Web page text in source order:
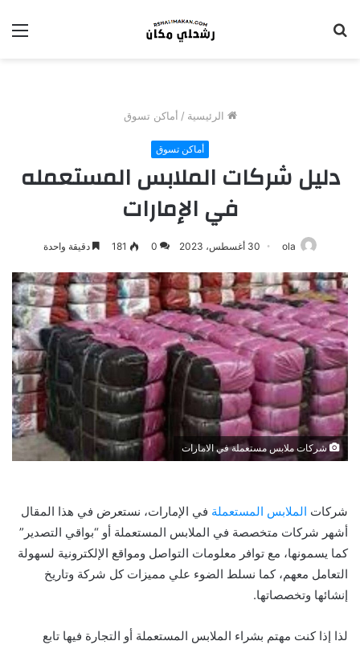
الرئيسية / أماكن تسوق
أماكن تسوق
دليل شركات الملابس المستعمله
في الإمارات
ola 30 أغسطس، 2023 0
181 دقيقة واحدة
شركات ملابس مستعملة في الامارات
شركات الملابس المستعملة في الإمارات، نستعرض في هذا المقال
أشهر شركات متخصصة في الملابس المستعملة أو “بواقي التصدير”
كما يسمونها، مع توافر معلومات التواصل ومواقع الإلكترونية لسهولة
التعامل معهم، كما نسلط الضوء علي مميزات كل شركة وتاريخ
إنشائها وتخصصاتها.
لذا إذا كنت مهتم بشراء الملابس المستعملة أو التجارة فيها تابع